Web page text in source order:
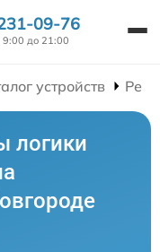
09-76
9:00 до 21:00
устройств
логики